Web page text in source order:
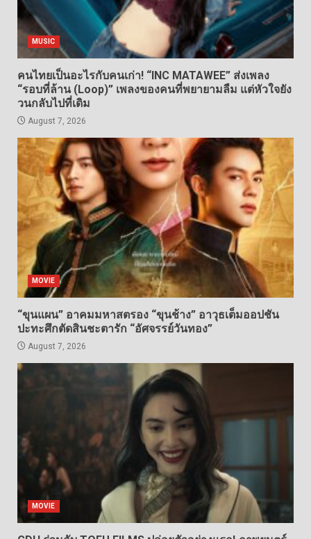
MUSIC
คนไทยเป็นอะไรกับคนเก่า! “INC MATAWEE” ส่งเพลง
“รอบที่ล้าน (Loop)” เพลงของคนที่พยายามลืม แต่หัวใจยัง
วนกลับไปที่เดิม
August 7, 2026
MOVIE
“ขุนแผน” อาคมมหาสตรอง “ขุนช้าง” อาวุธเต็มออปชัน
ปะทะศึกตัดสินชะตารัก “อัศจรรย์วันทอง”
August 7, 2026
MOVIE